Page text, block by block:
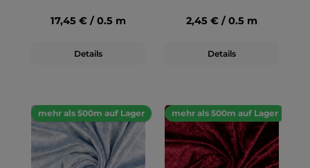
17,45 € / 0.5 m
Details
2,45 € / 0.5 m
Details
mehr als 500m auf Lager mehr als 500m auf Lager